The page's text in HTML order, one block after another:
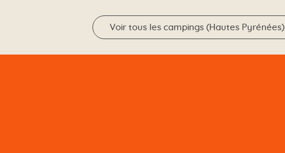
Voir tous les campings (Hautes Pyrénées)